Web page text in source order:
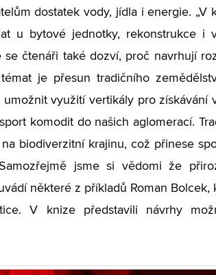
dostatek vody, jídla i energie. „V
u bytové jednotky, rekonstrukce i
čtenáři také dozví, proč navrhují
je přesun tradičního
využití vertikály pro získávání
komodit do našich aglomerací.
biodiverzitní krajinu, což přinese
jsme si vědomi že
některé z příkladů Roman Bolcek,
V knize představili návrhy